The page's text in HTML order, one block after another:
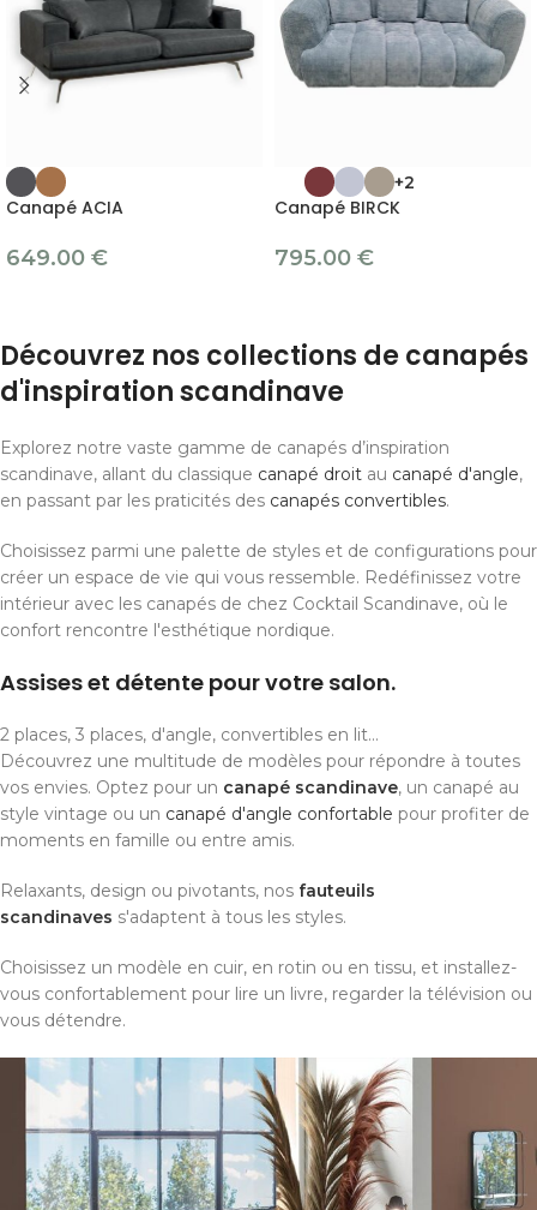
Canapé ACIA
649.00 €
+2
Canapé BIRCK
795.00 €
Découvrez nos collections de canapés
d'inspiration scandinave
Explorez notre vaste gamme de canapés d’inspiration
scandinave, allant du classique canapé droit au canapé d'angle,
en passant par les praticités des canapés convertibles.
Choisissez parmi une palette de styles et de configurations pour
créer un espace de vie qui vous ressemble. Redéfinissez votre
intérieur avec les canapés de chez Cocktail Scandinave, où le
confort rencontre l'esthétique nordique.
Assises et détente pour votre salon.
2 places, 3 places, d'angle, convertibles en lit...
Découvrez une multitude de modèles pour répondre à toutes
vos envies. Optez pour un canapé scandinave, un canapé au
style vintage ou un canapé d'angle confortable pour profiter de
moments en famille ou entre amis.
Relaxants, design ou pivotants, nos fauteuils
scandinaves s'adaptent à tous les styles.
Choisissez un modèle en cuir, en rotin ou en tissu, et installez-
vous confortablement pour lire un livre, regarder la télévision ou
vous détendre.